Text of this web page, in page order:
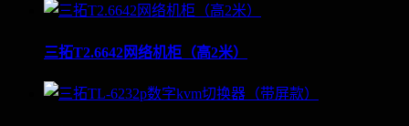
三拓T2.6642网络机柜（高2米）